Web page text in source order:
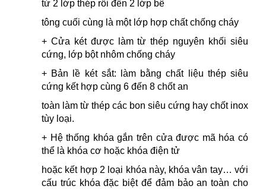
từ 2 lớp thép rồi đến 2 lớp bê
tông cuối cùng là một lớp hợp chất chống cháy
+ Cửa két được làm từ thép nguyên khối siêu
cứng, lớp bột nhôm chống cháy
+ Bản lề két sắt: làm bằng chất liệu thép siêu
cứng kết hợp cùng 6 đến 8 chốt an
toàn làm từ thép các bon siêu cứng hay chốt inox
tùy loại.
+ Hệ thống khóa gắn trên cửa được mã hóa có
thể là khóa cơ hoặc khóa điện tử
hoặc kết hợp 2 loại khóa này, khóa vân tay… với
cấu trúc khóa đặc biệt để đảm bảo an toàn cho